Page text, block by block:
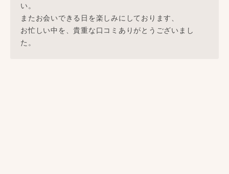
い。
またお会いできる日を楽しみにしております、
お忙しい中を、貴重な口コミありがとうございまし
た。